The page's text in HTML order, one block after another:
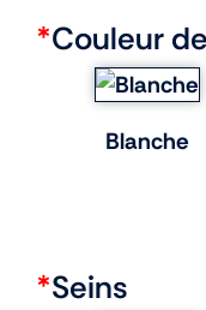
*Couleur
Blanche
*Seins